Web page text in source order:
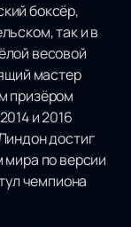
боксёр,
так и в
весовой
мастер
призёром
и 2016
достиг
по версии
чемпиона